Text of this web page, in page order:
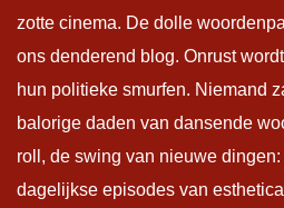
zotte cinema. De dolle
ons denderend blog. Onrust
hun politieke smurfen. Niemand
balorige daden van dansende
roll, de swing van nieuwe
dagelijkse episodes van